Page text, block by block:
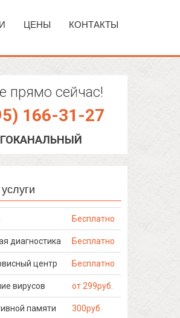
ЦЕНЫ КОНТАКТЫ
прямо сейчас!
166-31-27
Бесплатно
диагностика Бесплатно
центр Бесплатно
вирусов от 299руб.
памяти 300руб.